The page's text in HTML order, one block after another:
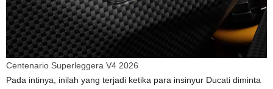
Centenario Superleggera V4 2026
Pada intinya, inilah yang terjadi ketika para insinyur Ducati diminta